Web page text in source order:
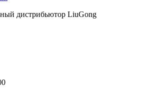
дистрибьютор LiuGong